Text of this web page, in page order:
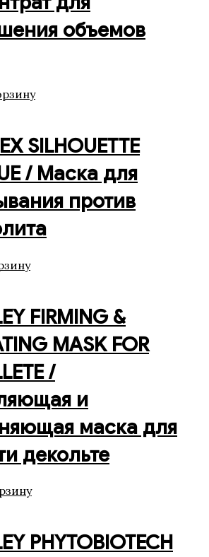
объемов
SILHOUETTE
/ Маска для
против
FIRMING &
MASK FOR
/
и
маска для
декольте
PHYTOBIOTECH